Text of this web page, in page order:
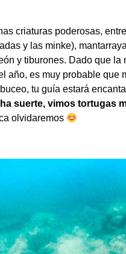
criaturas poderosas,
y las minke),
y tiburones. Dado que la
año, es muy probable que
tu guía estará
suerte, vimos tortugas
olvidaremos